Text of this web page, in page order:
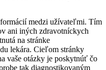
medzi užívateľmi. Tím
ani iných zdravotníckych
na stránke
lekára. Cieľom stránky
vaše otázky je poskytnúť čo
tak diagnostikovaným